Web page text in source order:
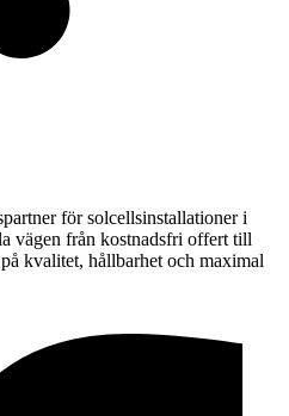
för solcellsinstallationer i
vägen från kostnadsfri offert till
kvalitet, hållbarhet och maximal